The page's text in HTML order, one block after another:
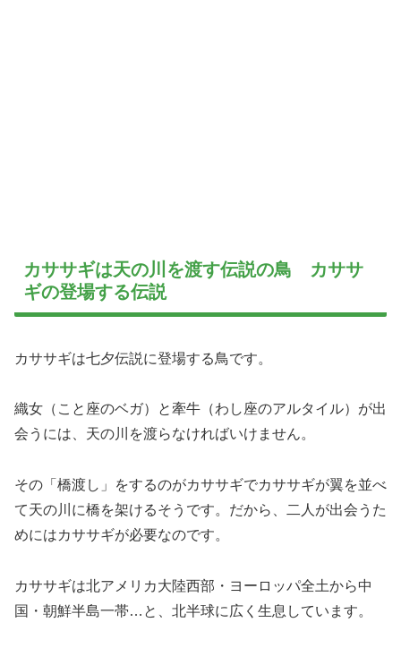
カササギは天の川を渡す伝説の鳥 カササ
ギの登場する伝説
カササギは七夕伝説に登場する鳥です。
織女（こと座のベガ）と牽牛（わし座のアルタイル）が出
会うには、天の川を渡らなければいけません。
その「橋渡し」をするのがカササギでカササギが翼を並べ
て天の川に橋を架けるそうです。だから、二人が出会うた
めにはカササギが必要なのです。
カササギは北アメリカ大陸西部・ヨーロッパ全土から中
国・朝鮮半島一帯…と、北半球に広く生息しています。